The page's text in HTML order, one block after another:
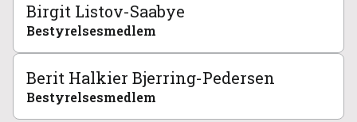
Birgit Listov-Saabye
Bestyrelsesmedlem
Berit Halkier Bjerring-Pedersen
Bestyrelsesmedlem